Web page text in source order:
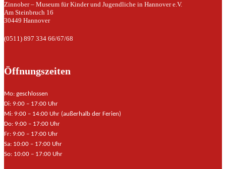
Zinnober – Museum für Kinder und Jugendliche in Hannover e.V.
Am Steinbruch 16
30449 Hannover
(0511) 897 334 66/67/68
Öffnungszeiten
Mo: geschlossen
Di: 9:00 – 17:00 Uhr
Mi: 9:00 – 14:00 Uhr (außerhalb der Ferien)
Do: 9:00 – 17:00 Uhr
Fr: 9:00 – 17:00 Uhr
Sa: 10:00 – 17:00 Uhr
So: 10:00 – 17:00 Uhr